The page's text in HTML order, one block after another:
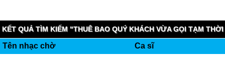
KẾT QUẢ TÌM KIẾM "THUÊ BAO QUÝ KHÁCH VỪA GỌI TẠM THỜI
KHÔNG LIÊN LẠC ĐƯỢC" (0.005 GIÂY)
Tên nhạc chờ Ca sĩ